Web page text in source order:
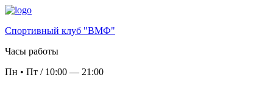
Спортивный клуб "ВМФ"
Часы работы
Пн • Пт / 10:00 — 21:00